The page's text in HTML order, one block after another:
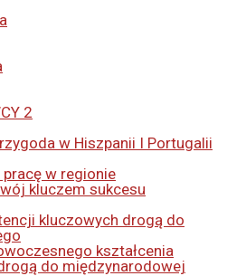
2
w Hiszpanii I Portugalii
w regionie
kluczem sukcesu
kluczowych drogą do
kształcenia
do międzynarodowej